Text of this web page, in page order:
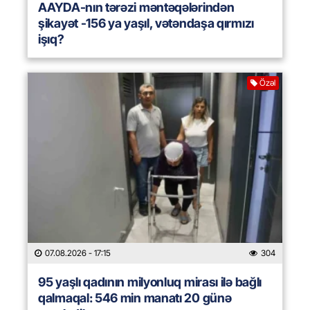
AAYDA-nın tərəzi məntəqələrindən
şikayət -156 ya yaşıl, vətəndaşa qırmızı
işıq?
Özəl
07.08.2026 - 17:15 304
95 yaşlı qadının milyonluq mirası ilə bağlı
qalmaqal: 546 min manatı 20 günə